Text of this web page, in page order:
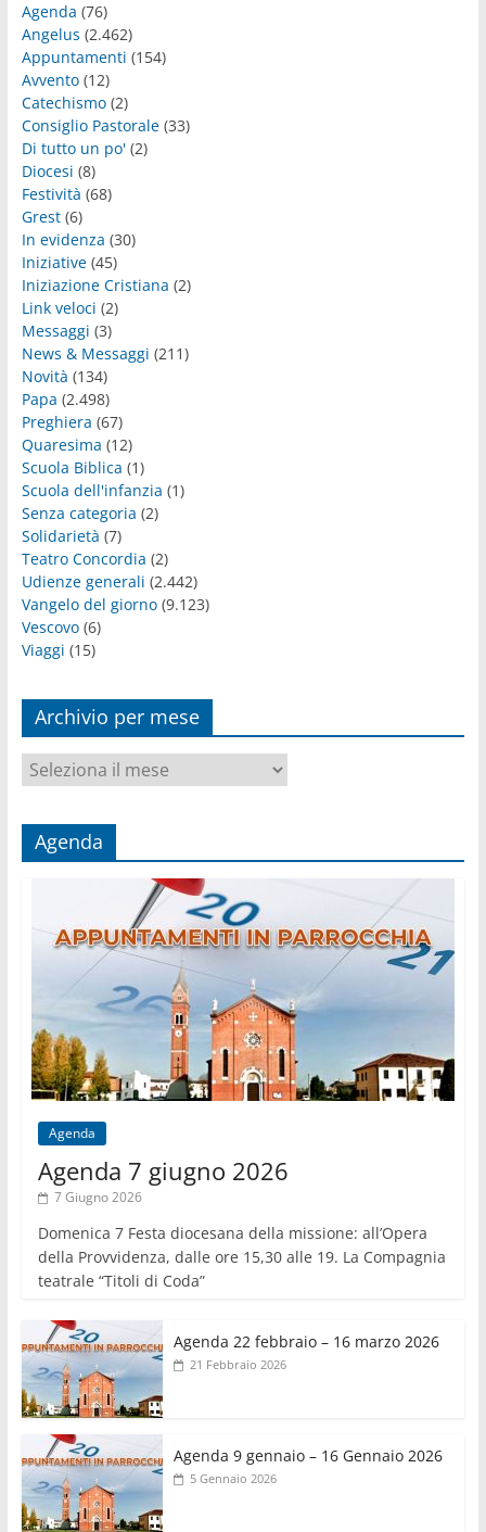
Agenda (76)
Angelus (2.462)
Appuntamenti (154)
Avvento(12)
Catechismo(2)
Consiglio Pastorale(33)
Di tutto un po'(2)
Diocesi (8)
Festività (68)
Grest(6)
In evidenza (30)
Iniziative(45)
Iniziazione Cristiana (2)
Link veloci (2)
Messaggi (3)
News & Messaggi (211)
Novità (134)
Papa (2.498)
Preghiera (67)
Quaresima (12)
Scuola Biblica (1)
Scuola dell'infanzia (1)
Senza categoria (2)
Solidarietà (7)
Teatro Concordia (2)
Udienze generali (2.442)
Vangelo del giorno(9.123)
Vescovo(6)
Viaggi (15)
Archivio per mese
Archivio
per
Agenda
Agenda
Agenda 7 giugno 2026
7 Giugno 2026
Domenica 7 Festa diocesana della missione: all’Opera
della Provvidenza, dalle ore 15,30 alle 19. La Compagnia
teatrale “Titoli di Coda”
Agenda 22 febbraio – 16 marzo 2026
21 Febbraio 2026
Agenda 9 gennaio – 16 Gennaio 2026
5 Gennaio 2026